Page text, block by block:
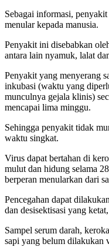
Sebagai informasi,
menular kepada manusia.
Penyakit ini disebabkan
antara lain nyamuk, lalat
Penyakit yang menyerang
inkubasi (waktu yang
munculnya gejala klinis)
mencapai lima minggu.
Sehingga penyakit tidak
waktu singkat.
Virus dapat bertahan di
mulut dan hidung selama
berperan menularkan dari
Pencegahan dapat
dan desisektisasi yang
Sampel serum darah,
sapi yang belum dilakukan